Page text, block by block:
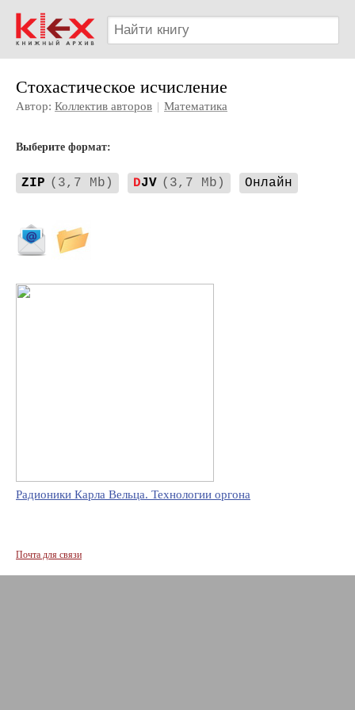
Стохастическое исчисление
Автор: Коллектив авторов | Математика
Выберите формат:
ZIP (3,7 Mb) DJV (3,7 Mb) Онлайн
Радионики Карла Вельца. Технологии оргона
Почта для связи